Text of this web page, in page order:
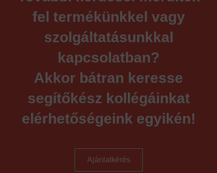
fel termékünkkel vagy
szolgáltatásunkkal
kapcsolatban?
Akkor bátran keresse
segítőkész kollégáinkat
elérhetőségeink egyikén!
Ajánlatkérés